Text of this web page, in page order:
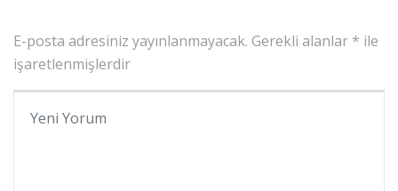
E-posta adresiniz yayınlanmayacak. Gerekli alanlar * ile
işaretlenmişlerdir